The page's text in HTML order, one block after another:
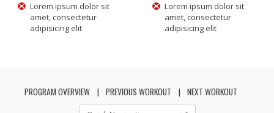
Lorem ipsum dolor sit
amet, consectetur
adipisicing elit
Lorem ipsum dolor sit
amet, consectetur
adipisicing elit
PROGRAM OVERVIEW PREVIOUS WORKOUT NEXT WORKOUT